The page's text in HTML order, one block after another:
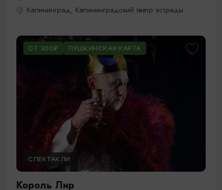
Калининград, Калининградский театр эстрады
ОТ 300₽ ПУШКИНСКАЯ КАРТА
СПЕКТАКЛИ
Король Лир